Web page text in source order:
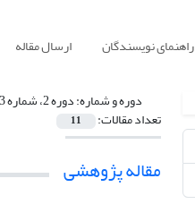
راهنمای نویسندگان ارسال مقاله
دوره و شماره:دوره 2، شماره 3، تابستان 1399
تعداد مقالات: 11
مقاله پژوهشی